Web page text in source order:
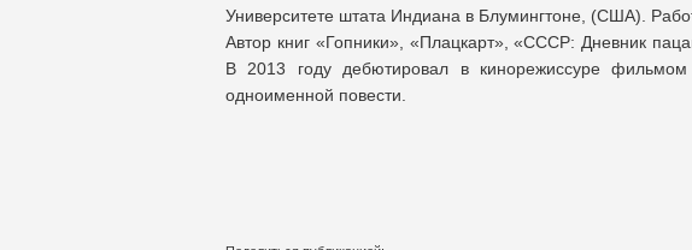
Университете штата Индиана в Блумингтоне, (США).
Автор книг «Гопники», «Плацкарт», «СССР: Дневник
В 2013 году дебютировал в кинорежиссуре
одноименной повести.